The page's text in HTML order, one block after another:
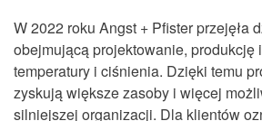
W 2022 roku Angst + Pfister przejęła
obejmującą projektowanie, produkcję
temperatury i ciśnienia. Dzięki temu
zyskują większe zasoby i więcej
silniejszej organizacji. Dla klientów